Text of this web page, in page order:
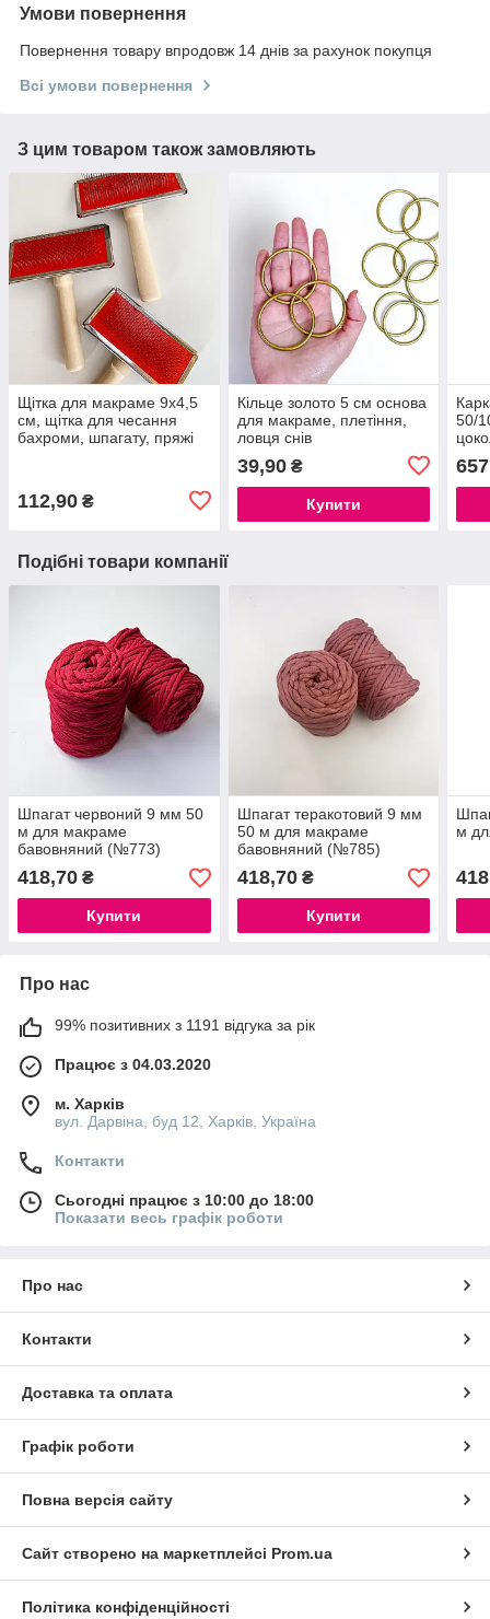
Умови повернення
Повернення товару впродовж 14 днів за рахунок покупця
Всі умови повернення
З цим товаром також замовляють
Щітка для макраме 9х4,5
см, щітка для чесання
бахроми, шпагату, пряжі
112,90 ₴
Кільце золото 5 см основа
для макраме, плетіння,
ловця снів
39,90₴
Купити
50/
657
Подібні товари компанії
Шпагат червоний 9 мм 50
м для макраме
бавовняний (№773)
418,70 ₴
Купити
Шпагат теракотовий 9 мм
50 м для макраме
бавовняний (№785)
418,70₴
Купити
м
Про нас
99% позитивних з 1191 відгука за рік
Працює з 04.03.2020
м. Харків
вул. Дарвіна, буд 12, Харків, Україна
Контакти
Сьогодні працює з 10:00 до 18:00
Показати весь графік роботи
Про нас
Контакти
Доставка та оплата
Графік роботи
Повна версія сайту
Сайт створено на маркетплейсі Prom.ua
Політика конфіденційності